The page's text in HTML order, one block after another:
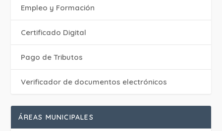
Empleo y Formación
Certificado Digital
Pago de Tributos
Verificador de documentos electrónicos
ÁREAS MUNICIPALES